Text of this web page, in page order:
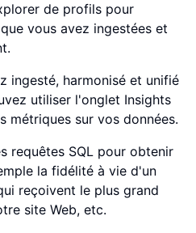
de profils pour
vous avez ingestées et
ingesté, harmonisé et unifié
utiliser l'onglet Insights
métriques sur vos données.
requêtes SQL pour obtenir
la fidélité à vie d'un
reçoivent le plus grand
site Web, etc.